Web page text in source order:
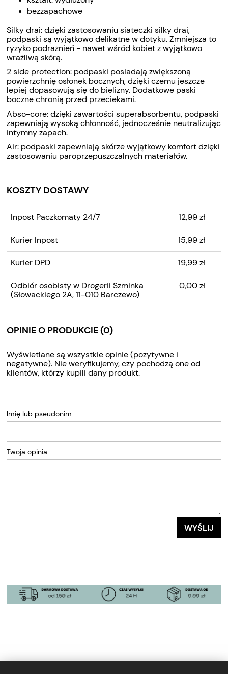
bezzapachowe
Silky drai: dzięki zastosowaniu siateczki silky drai,
podpaski są wyjątkowo delikatne w dotyku. Zmniejsza to
ryzyko podrażnień - nawet wśród kobiet z wyjątkowo
wrażliwą skórą.
2 side protection: podpaski posiadają zwiększoną
powierzchnię osłonek bocznych, dzięki czemu jeszcze
lepiej dopasowują się do bielizny. Dodatkowe paski
boczne chronią przed przeciekami.
Abso-core: dzięki zawartości superabsorbentu, podpaski
zapewniają wysoką chłonność, jednocześnie neutralizując
intymny zapach.
Air: podpaski zapewniają skórze wyjątkowy komfort dzięki
zastosowaniu paroprzepuszczalnych materiałów.
KOSZTY DOSTAWY
EWENTUALNYCH KOSZTÓW
Inpost Paczkomaty 24/7 12,99 zł
Kurier Inpost 15,99 zł
Kurier DPD 19,99 zł
Odbiór osobisty w Drogerii Szminka
(Słowackiego 2A, 11-010 Barczewo)
0,00 zł
OPINIE O PRODUKCIE (0)
Wyświetlane są wszystkie opinie (pozytywne i
negatywne). Nie weryfikujemy, czy pochodzą one od
klientów, którzy kupili dany produkt.
Imię lub pseudonim:
Twoja opinia:
WYŚLIJ